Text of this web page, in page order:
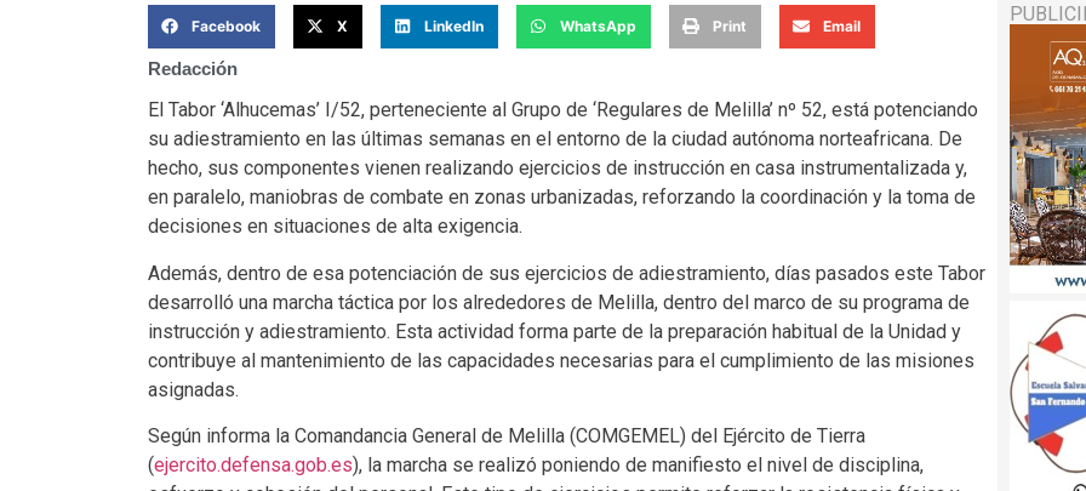
Facebook X LinkedIn WhatsApp Print Email
Redacción
El Tabor ‘Alhucemas’ I/52, perteneciente al Grupo de ‘Regulares de Melilla’ nº 52, está potenciando
su adiestramiento en las últimas semanas en el entorno de la ciudad autónoma norteafricana. De
hecho, sus componentes vienen realizando ejercicios de instrucción en casa instrumentalizada y,
en paralelo, maniobras de combate en zonas urbanizadas, reforzando la coordinación y la toma de
decisiones en situaciones de alta exigencia.
Además, dentro de esa potenciación de sus ejercicios de adiestramiento, días pasados este Tabor
desarrolló una marcha táctica por los alrededores de Melilla, dentro del marco de su programa de
instrucción y adiestramiento. Esta actividad forma parte de la preparación habitual de la Unidad y
contribuye al mantenimiento de las capacidades necesarias para el cumplimiento de las misiones
asignadas.
Según informa la Comandancia General de Melilla (COMGEMEL) del Ejército de Tierra
(ejercito.defensa.gob.es), la marcha se realizó poniendo de manifiesto el nivel de disciplina,